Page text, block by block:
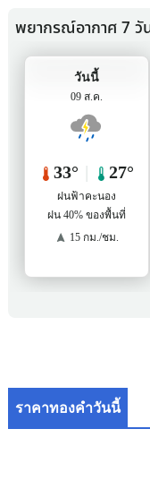
ราคาทองคำวันนี้